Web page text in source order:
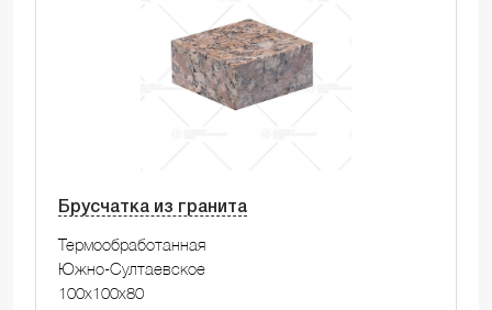
Брусчатка из гранита
Термообработанная
Южно-Султаевское
100x100x80